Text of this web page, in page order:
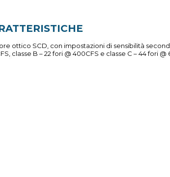
ottico SCD, con impostazioni di sensibilità
classe B – 22 fori @ 400CFS e classe C – 44 fori @